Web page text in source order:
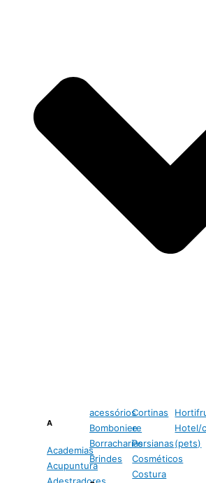
A
Academias
Acupuntura
acessórios
Bomboniere
Borracharias
Brindes
Cortinas
e
Persianas
Cosméticos
Costura
Hotel/
(pets)